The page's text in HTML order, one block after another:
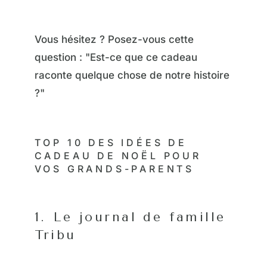
Vous hésitez ? Posez-vous cette
question : "Est-ce que ce cadeau
raconte quelque chose de notre histoire
?"
TOP 10 DES IDÉES DE
CADEAU DE NOËL POUR
VOS GRANDS-PARENTS
1. Le journal de famille
Tribu